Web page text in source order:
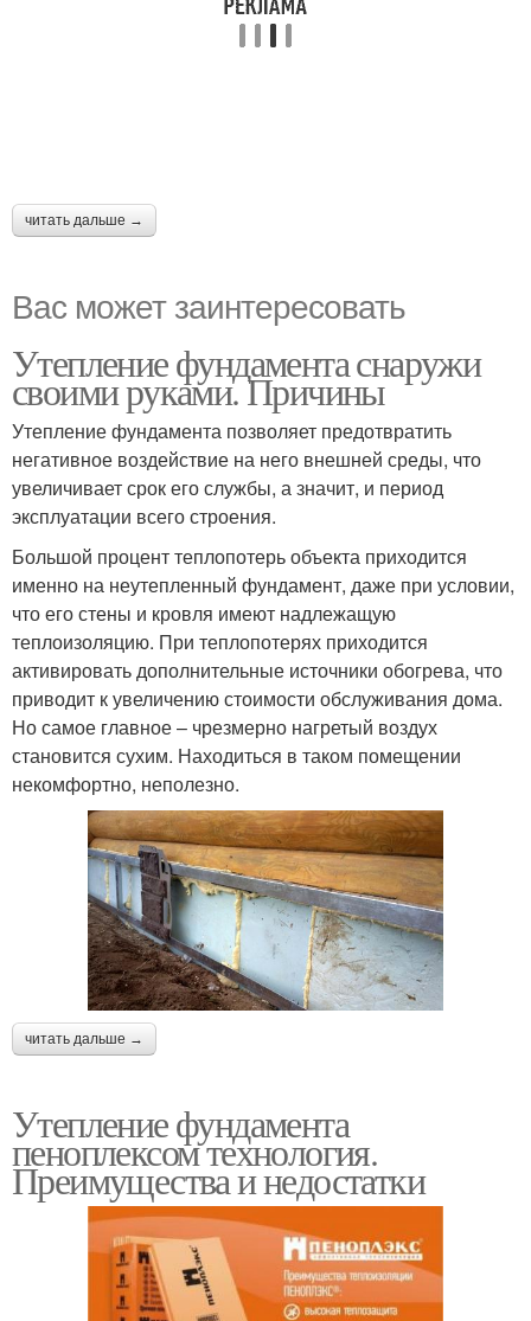
читать дальше →
Вас может заинтересовать
Утепление фундамента снаружи
своими руками. Причины
Утепление фундамента позволяет предотвратить
негативное воздействие на него внешней среды, что
увеличивает срок его службы, а значит, и период
эксплуатации всего строения.
Большой процент теплопотерь объекта приходится
именно на неутепленный фундамент, даже при условии,
что его стены и кровля имеют надлежащую
теплоизоляцию. При теплопотерях приходится
активировать дополнительные источники обогрева, что
приводит к увеличению стоимости обслуживания дома.
Но самое главное – чрезмерно нагретый воздух
становится сухим. Находиться в таком помещении
некомфортно, неполезно.
читать дальше →
Утепление фундамента
пеноплексом технология.
Преимущества и недостатки